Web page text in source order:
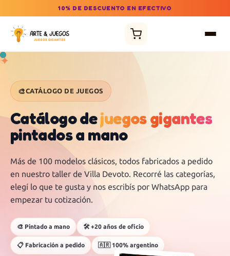
10% DE DESCUENTO EN EFECTIVO
✦
🎨CATÁLOGO DE JUEGOS
Catálogo dejuegos gigantes
pintados a mano
Más de 100 modelos clásicos, todos fabricados a pedido
en nuestro taller de Villa Devoto. Recorré las categorías,
elegí lo que te gusta y nos escribís por WhatsApp para
empezar tu cotización.
🎨 Pintado a mano 🛠️ +20 años de oficio
📋 Fabricación a pedido 🇦🇷 100% argentino